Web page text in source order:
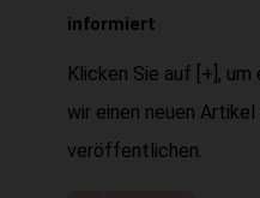
informiert
Klicken Sie auf [+],
wir einen neuen
veröffentlichen.